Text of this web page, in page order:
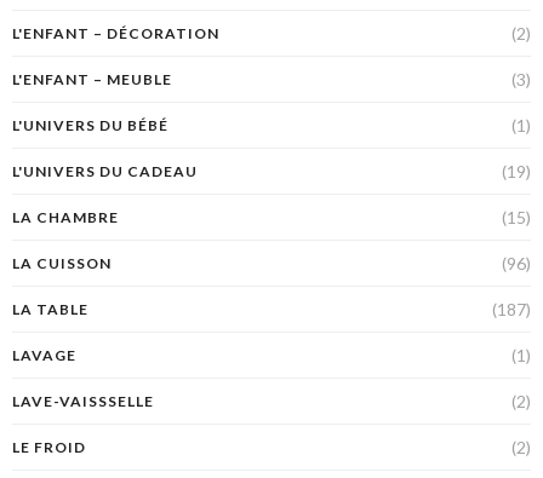
L'ENFANT – DÉCORATION (2)
L'ENFANT – MEUBLE (3)
L'UNIVERS DU BÉBÉ (1)
L'UNIVERS DU CADEAU (19)
LA CHAMBRE (15)
LA CUISSON (96)
LA TABLE (187)
LAVAGE (1)
LAVE-VAISSSELLE (2)
LE FROID (2)